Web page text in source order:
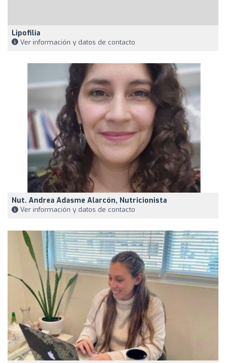
Lipofilia
Ver información y datos de contacto
Nut. Andrea Adasme Alarcón, Nutricionista
Ver información y datos de contacto